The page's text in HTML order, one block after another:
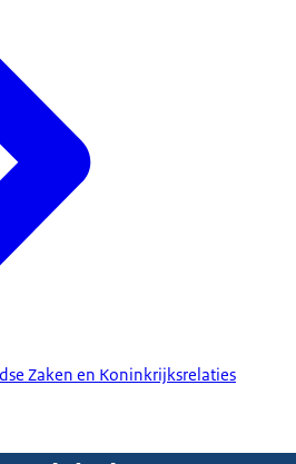
Zaken en Koninkrijksrelaties